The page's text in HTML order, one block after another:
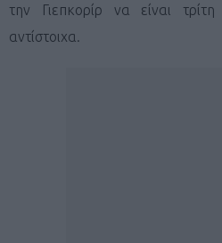
την Γιεπκορίρ να είναι
αντίστοιχα.